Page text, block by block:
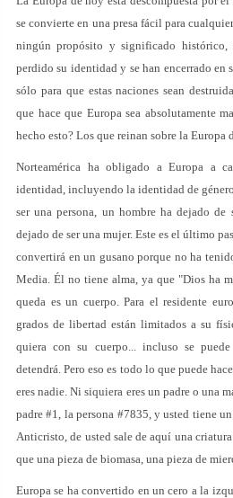
se convierte en una presa fácil para
ningún propósito y significado
perdido su identidad y se han encerrado en
sólo para que estas naciones sean
que hace que Europa sea absolutamente
hecho esto? Los que reinan sobre la Europa
Norteamérica ha obligado a Europa a
identidad, incluyendo la identidad de
ser una persona, un hombre ha dejado
dejado de ser una mujer. Este es el último
convertirá en un gusano porque no ha
Media. Él no tiene alma, ya que "Dios ha
queda es un cuerpo. Para el residente
grados de libertad están limitados a su
quiera con su cuerpo... incluso se
detendrá. Pero eso es todo lo que puede
eres nadie. Ni siquiera eres un padre o una
padre #1, la persona #7835, y usted tiene
Anticristo, de usted sale de aquí una
que una pieza de biomasa, una pieza de
Europa se ha convertido en un cero a la